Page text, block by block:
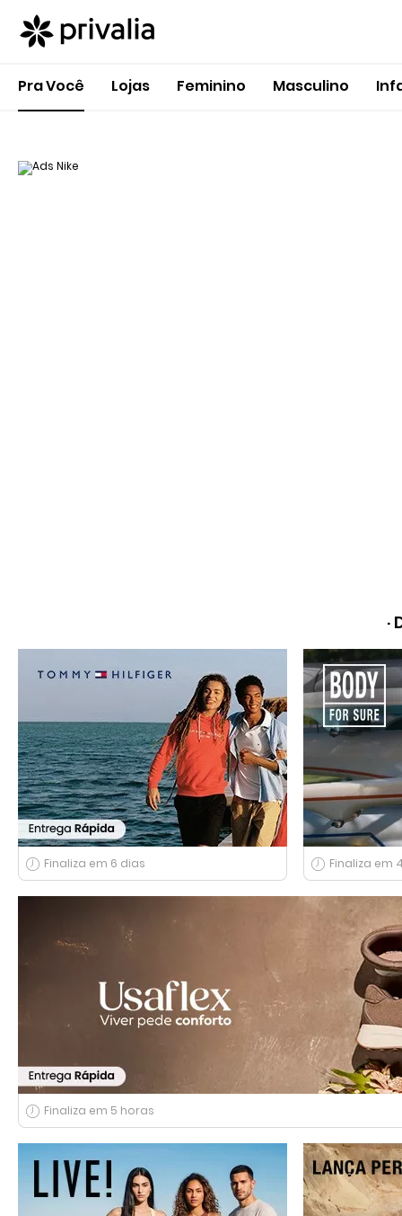
Pra Você Lojas Feminino Masculino
Finaliza em 6 dias Finaliza em
Finaliza em 5 horas